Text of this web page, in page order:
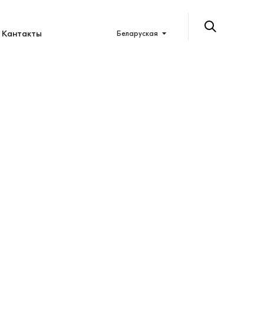
Кантакты Беларуская